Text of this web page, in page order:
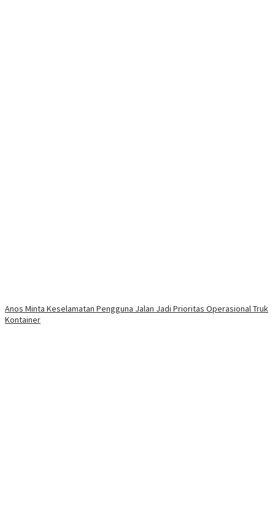
Anos Minta Keselamatan Pengguna Jalan Jadi Prioritas Operasional Truk
Kontainer